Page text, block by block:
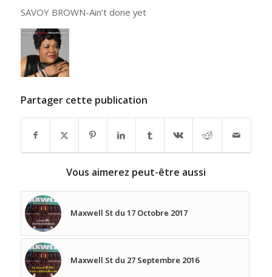
SAVOY BROWN-Ain’t done yet
Partager cette publication
Vous aimerez peut-être aussi
Maxwell St du 17 Octobre 2017
Maxwell St du 27 Septembre 2016